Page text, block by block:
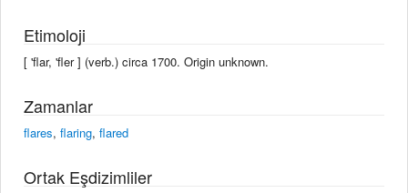
Etimoloji
[ 'flar, 'fler ] (verb.) circa 1700. Origin unknown.
Zamanlar
flares, flaring, flared
Ortak Eşdizimliler